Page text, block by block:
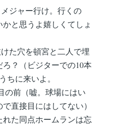
ジャー行け。行くの
と思うよ嬉しくてしょ
た穴を頓宮と二人で埋
？（ビジターでの10本
ちに来いよ。
の前（嘘。球場にはい
直接目にはしてない）
た同点ホームランは忘